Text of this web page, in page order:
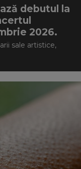
debutul la
2026.
sale artistice,